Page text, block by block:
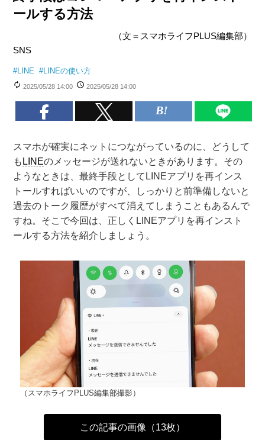
ールする方法
（文＝スマホライフPLUS編集部）
SNS
#LINE #LINEの使い方
2025/05/28 14:00 2025/05/28 14:00
スマホが確実にネットにつながっているのに、どうして
も LINEのメッセージが送れないときがあります。その
ようなときは、最終手段としてLINEアプリを再インス
トールすればいいのですが、しっかりと前準備しないと
過去のトーク履歴がすべて消えてしまうこともあるんで
すね。そこで今回は、正しくLINEアプリを再インスト
ールする方法を紹介しましょう。
（スマホライフPLUS編集部撮影）
この記事の画像（13枚）